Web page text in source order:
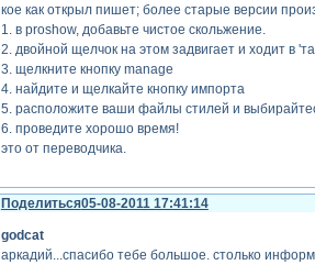
кое как открыл пишет; более старые версии
1. в proshow, добавьте чистое скольжение.
2. двойной щелчок на этом задвигает и ходит в
3. щелкните кнопку manage
4. найдите и щелкайте кнопку импорта
5. расположите ваши файлы стилей и
6. проведите хорошо время!
это от переводчика.
Поделиться05-08-2011 17:41:14
godcat
аркадий...спасибо тебе большое. столько